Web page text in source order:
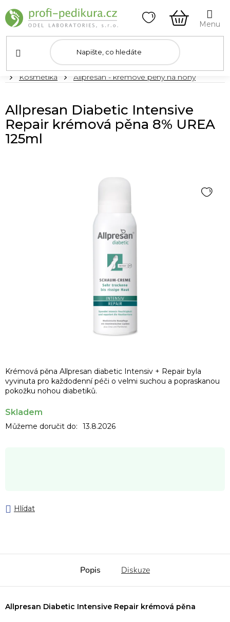
na
obsah
NÁKUPNÍ
KOŠÍK
DomůKosmetika Allpresan - krémové pěny na nohy
Krémová pěna Allpresan diabetic Intensiv + Repair byla
vyvinuta pro každodenní péči o velmi suchou a popraskanou
pokožku nohou diabetiků.
Skladem
Můžeme doručit do: 13.8.2026
Hlídat
Allpresan Diabetic Intensive
Repair krémová pěna 8% UREA
125ml
Popis Diskuze
Allpresan Diabetic Intensive Repair krémová pěna